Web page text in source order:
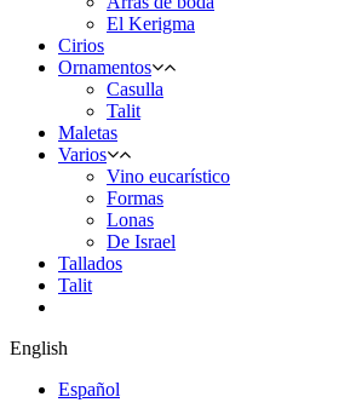
El Kerigma
Cirios
Ornamentos
Casulla
Talit
Maletas
Varios
Vino eucarístico
Formas
Lonas
De Israel
Tallados
Talit
English
Español